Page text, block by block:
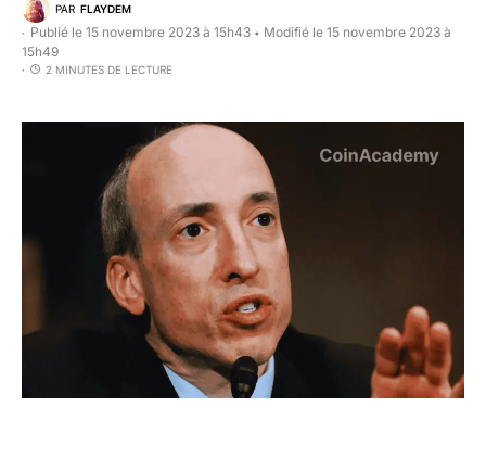
PAR FLAYDEM
Publié le 15 novembre 2023 à 15h43 • Modifié le 15 novembre 2023 à
15h49
2 MINUTES DE LECTURE